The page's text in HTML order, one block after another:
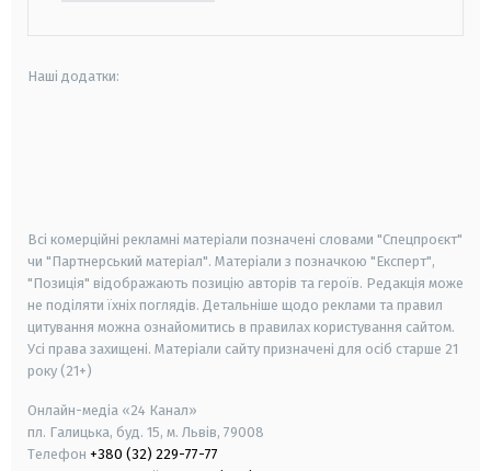
Наші додатки:
Всі комерційні рекламні матеріали позначені словами "Спецпроєкт"
чи "Партнерський матеріал". Матеріали з позначкою "Експерт",
"Позиція" відображають позицію авторів та героїв. Редакція може
не поділяти їхніх поглядів. Детальніше щодо реклами та правил
цитування можна ознайомитись в правилах користування сайтом.
Усі права захищені. Матеріали сайту призначені для осіб старше 21
року (21+)
Онлайн-медіа «24 Канал»
пл. Галицька, буд. 15, м. Львів, 79008
Телефон +380 (32) 229-77-77